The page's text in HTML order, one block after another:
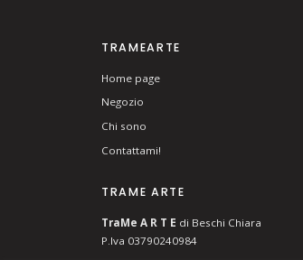
TRAMEARTE
Home page
Negozio
Chi sono
Contattami!
TRAME ARTE
TraMe A R T E di Beschi Chiara
P.Iva 03790240984